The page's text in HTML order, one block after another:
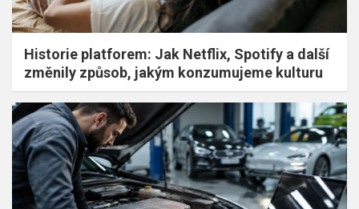
Historie platforem: Jak Netflix, Spotify a další
změnily způsob, jakým konzumujeme kulturu